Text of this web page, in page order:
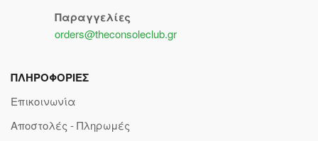
Παραγγελίες
orders@theconsoleclub.gr
ΠΛΗΡΟΦΟΡΙΕΣ
Επικοινωνία
Αποστολές - Πληρωμές